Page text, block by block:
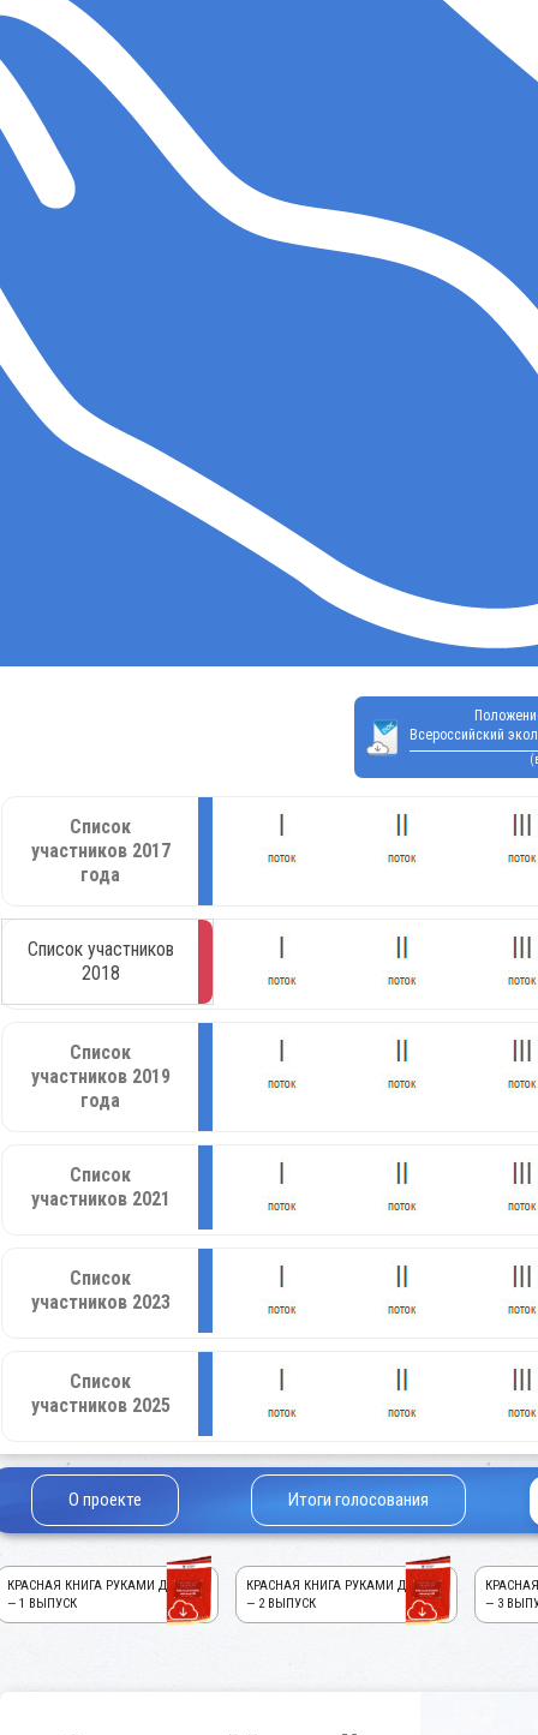
Всероссийский
Список
участников 2017
года
Список участников
2018
Список
участников 2019
года
Список
участников 2021
Список
участников 2023
Список
участников 2025
О проекте Итоги голосования
КРАСНАЯ КНИГА РУКАМИ ДЕТЕЙ!
— 1 ВЫПУСК
КРАСНАЯ КНИГА РУКАМИ ДЕТЕЙ!
— 2 ВЫПУСК
— 3